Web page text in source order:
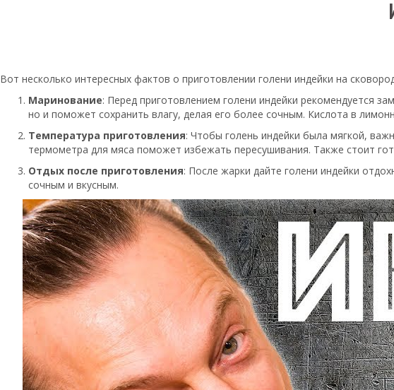
Вот несколько интересных фактов о приготовлении голени индейки на
Маринование: Перед приготовлением голени индейки рекомендуется
но и поможет сохранить влагу, делая его более сочным. Кислота в
Температура приготовления: Чтобы голень индейки была мягкой,
термометра для мяса поможет избежать пересушивания. Также стоит
Отдых после приготовления: После жарки дайте голени индейки
сочным и вкусным.